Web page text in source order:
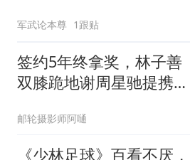
军武论本尊 1跟贴
签约5年终拿奖，林子善
双膝跪地谢周星驰提携之
邮轮摄影师阿嗵
《少林足球》百看不厌，